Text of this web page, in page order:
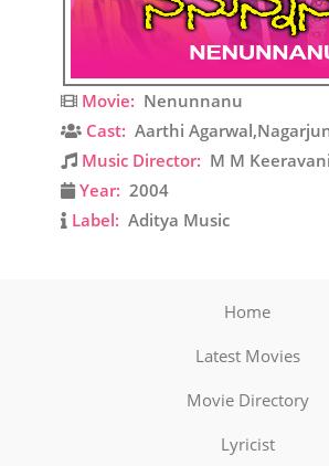
Movie: Nenunnanu
Cast: Aarthi
Music Director: M M Keeravani
Year: 2004
Label: Aditya Music
Home
Latest Movies
Movie Directory
Lyricist